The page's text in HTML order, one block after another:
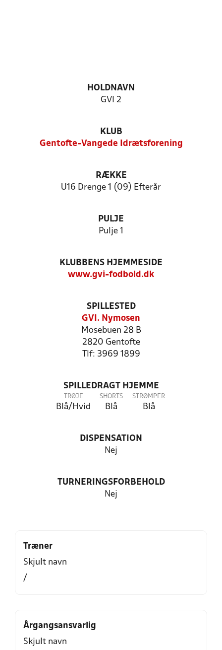
HOLDNAVN
GVI 2
KLUB
Gentofte-Vangede Idrætsforening
RÆKKE
U16 Drenge 1 (09) Efterår
PULJE
Pulje 1
KLUBBENS HJEMMESIDE
www.gvi-fodbold.dk
SPILLESTED
GVI. Nymosen
Mosebuen 28 B
2820 Gentofte
Tlf: 3969 1899
SPILLEDRAGT HJEMME
TRØJE
Blå/Hvid
SHORTS
Blå
STRØMPER
Blå
DISPENSATION
Nej
TURNERINGSFORBEHOLD
Nej
Træner
Skjult navn
/
Årgangsansvarlig
Skjult navn